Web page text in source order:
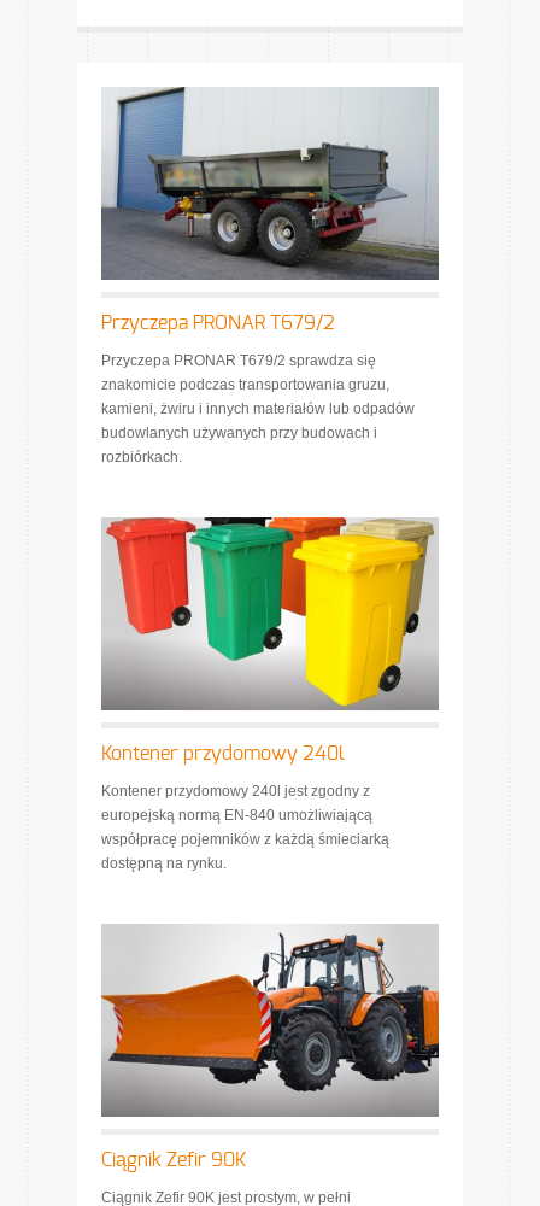
Przyczepa PRONAR T679/2
Przyczepa PRONAR T679/2 sprawdza się
znakomicie podczas transportowania gruzu,
kamieni, żwiru i innych materiałów lub odpadów
budowlanych używanych przy budowach i
rozbiórkach.
Kontener przydomowy 240l
Kontener przydomowy 240l jest zgodny z
europejską normą EN-840 umożliwiającą
współpracę pojemników z każdą śmieciarką
dostępną na rynku.
Ciągnik Zefir 90K
Ciągnik Zefir 90K jest prostym, w pełni